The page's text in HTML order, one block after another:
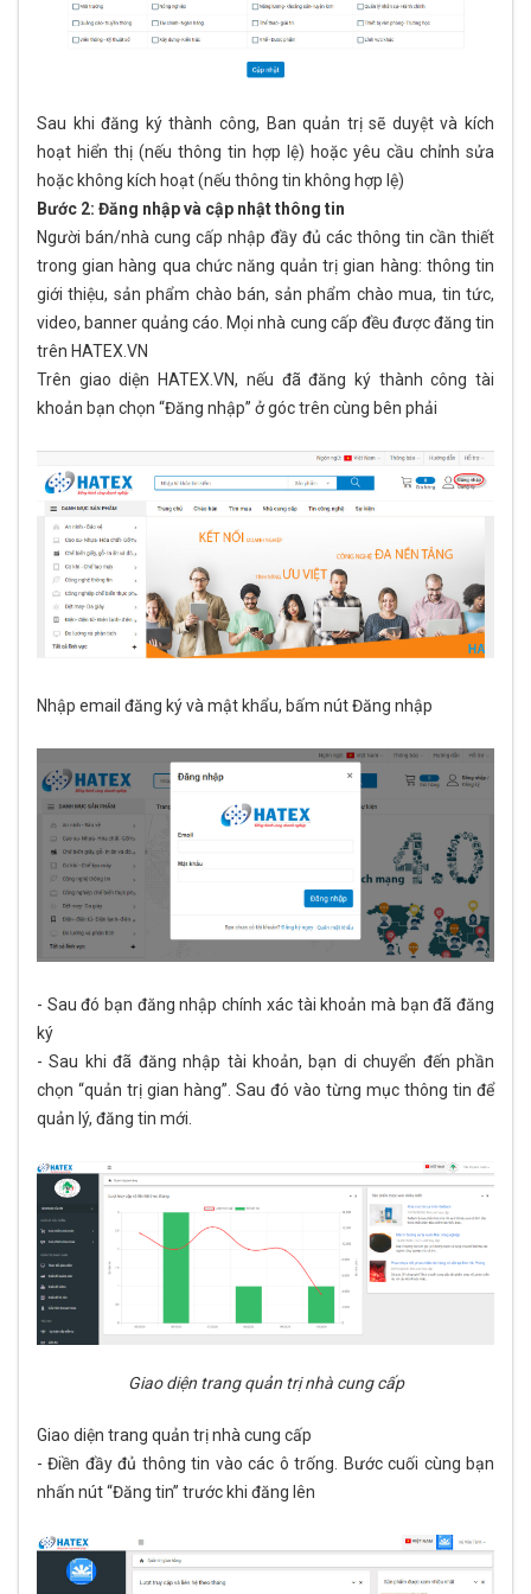
Sau khi đăng ký thành công, Ban quản trị sẽ duyệt và kích
hoạt hiển thị (nếu thông tin hợp lệ) hoặc yêu cầu chỉnh sửa
hoặc không kích hoạt (nếu thông tin không hợp lệ)
Bước 2: Đăng nhập và cập nhật thông tin
Người bán/nhà cung cấp nhập đầy đủ các thông tin cần thiết
trong gian hàng qua chức năng quản trị gian hàng: thông tin
giới thiệu, sản phẩm chào bán, sản phẩm chào mua, tin tức,
video, banner quảng cáo. Mọi nhà cung cấp đều được đăng tin
trên HATEX.VN
Trên giao diện HATEX.VN, nếu đã đăng ký thành công tài
khoản bạn chọn “Đăng nhập” ở góc trên cùng bên phải
Nhập email đăng ký và mật khẩu, bấm nút Đăng nhập
- Sau đó bạn đăng nhập chính xác tài khoản mà bạn đã đăng
ký
- Sau khi đã đăng nhập tài khoản, bạn di chuyển đến phần
chọn “quản trị gian hàng”. Sau đó vào từng mục thông tin để
quản lý, đăng tin mới.
Giao diện trang quản trị nhà cung cấp
Giao diện trang quản trị nhà cung cấp
- Điền đầy đủ thông tin vào các ô trống. Bước cuối cùng bạn
nhấn nút “Đăng tin” trước khi đăng lên